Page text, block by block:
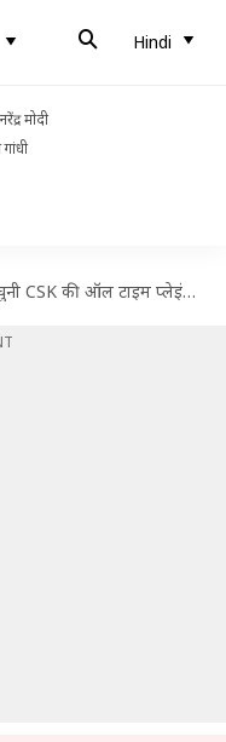
Hindi
नरेंद्र मोदी
टाइम प्लेइंग इलेवन, दीपक चाहर को नहीं दी जगह